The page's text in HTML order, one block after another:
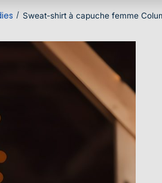
/ Sweat-shirt à capuche femme